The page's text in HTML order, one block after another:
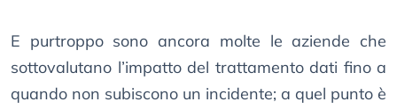
E purtroppo sono ancora molte le aziende che
sottovalutano l’impatto del trattamento dati fino a
quando non subiscono un incidente; a quel punto è